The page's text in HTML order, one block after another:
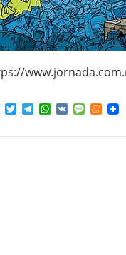
Facebook
TwitterTelegram
WhatsApp
VK Message